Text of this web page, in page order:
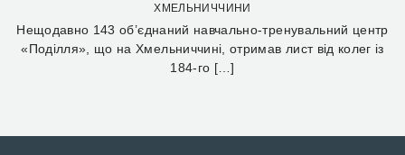
ХМЕЛЬНИЧЧИНИ
Нещодавно 143 об’єднаний навчально-тренувальний центр
«Поділля», що на Хмельниччині, отримав лист від колег із
184-го […]